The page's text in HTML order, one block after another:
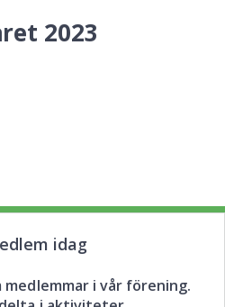
2023
idag
medlemmar i vår förening.